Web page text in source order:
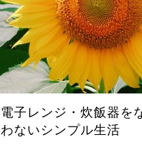
電子レンジ・炊飯器を
わないシンプル生活